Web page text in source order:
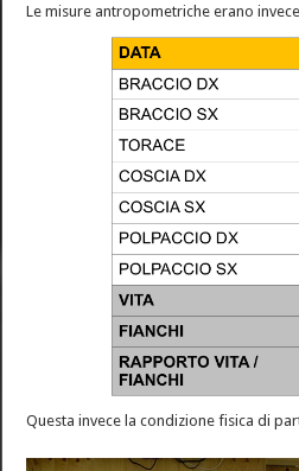
Le misure antropometriche erano
Questa invece la condizione fisica di